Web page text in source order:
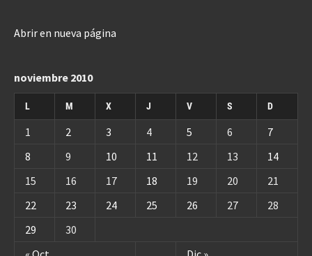
Abrir en nueva página
noviembre 2010
L M X J V S D
1 2 3 4 5 6
7
8
9 10 11 12 13
14
15
16 17 18 19 20
21
22
23 24 25 26 27
28
29
30